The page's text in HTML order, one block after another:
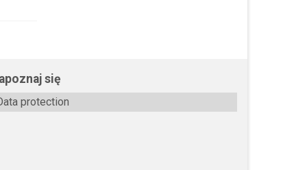
się
protection